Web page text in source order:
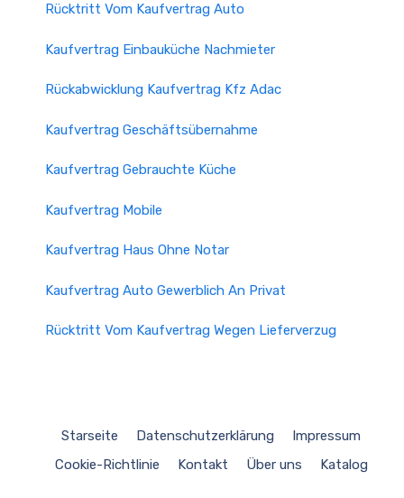
Rücktritt Vom Kaufvertrag Auto
Kaufvertrag Einbauküche Nachmieter
Rückabwicklung Kaufvertrag Kfz Adac
Kaufvertrag Geschäftsübernahme
Kaufvertrag Gebrauchte Küche
Kaufvertrag Mobile
Kaufvertrag Haus Ohne Notar
Kaufvertrag Auto Gewerblich An Privat
Rücktritt Vom Kaufvertrag Wegen Lieferverzug
Starseite Datenschutzerklärung
Impressum
Cookie-Richtlinie
Kontakt Über uns Katalog